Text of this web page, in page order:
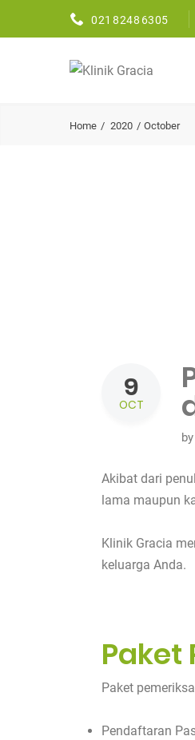
021 8248 6305
Home 2020 October
9
OCT
by
Akibat dari
lama maupun
Klinik Gracia
keluarga Anda.
Paket
Paket
Pendaftaran